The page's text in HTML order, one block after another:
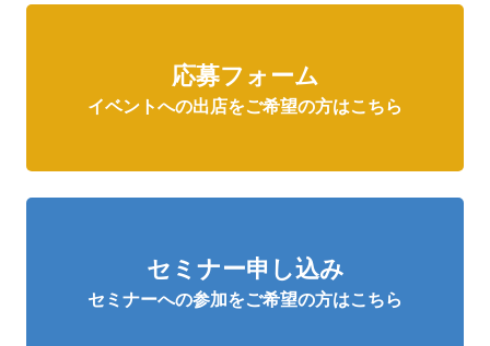
応募フォーム
イベントへの出店をご希望の方はこちら
セミナー申し込み
セミナーへの参加をご希望の方はこちら